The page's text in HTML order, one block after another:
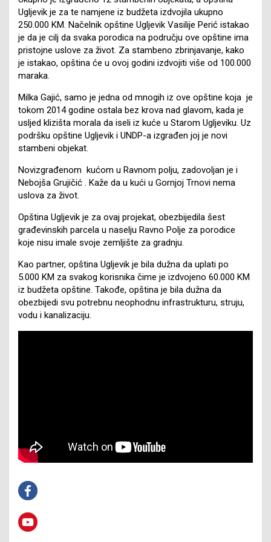
Ugljevik je za te namjene iz budžeta izdvojila ukupno
250.000 KM. Načelnik opštine Ugljevik Vasilije Perić istakao
je da je cilj da svaka porodica na području ove opštine ima
pristojne uslove za život. Za stambeno zbrinjavanje, kako
je istakao, opština će u ovoj godini izdvojiti više od 100.000
maraka.
Milka Gajić, samo je jedna od mnogih iz ove opštine koja je
tokom 2014 godine ostala bez krova nad glavom, kada je
usljed klizišta morala da iseli iz kuće u Starom Ugljeviku. Uz
podršku opštine Ugljevik i UNDP-a izgrađen joj je novi
stambeni objekat.
Novizgrađenom kućom u Ravnom polju, zadovoljan je i
Nebojša Grujičić . Kaže da u kući u Gornjoj Trnovi nema
uslova za život.
Opština Ugljevik je za ovaj projekat, obezbijedila šest
građevinskih parcela u naselju Ravno Polje za porodice
koje nisu imale svoje zemljište za gradnju.
Kao partner, opština Ugljevik je bila dužna da uplati po
5.000 KM za svakog korisnika čime je izdvojeno 60.000 KM
iz budžeta opštine. Takođe, opština je bila dužna da
obezbijedi svu potrebnu neophodnu infrastrukturu, struju,
vodu i kanalizaciju.